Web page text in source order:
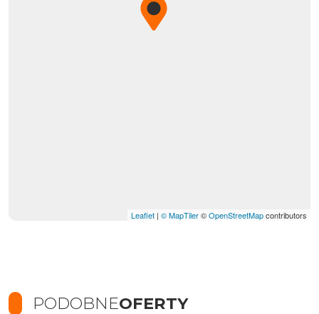
Leaflet | © MapTiler©OpenStreetMapcontributors
PODOBNEOFERTY